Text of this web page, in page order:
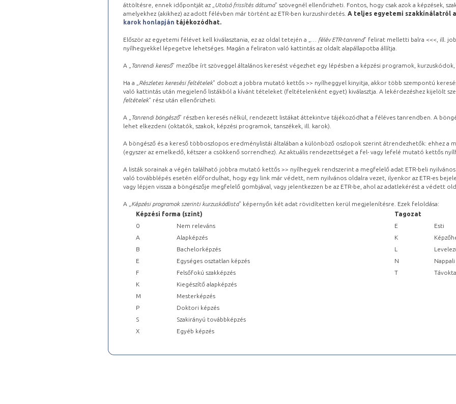
áttöltésre, ennek időpontját az „ Utolsó frissítés dátuma” szövegnél ellenőrizheti. Fontos, hogy csak azok a képzések,
amelyekhez (akikhez) az adott félévben már történt az ETR-ben kurzushirdetés. A teljes egyetemi szakkínálatról a
karok honlapján tájékozódhat.
Először az egyetemi félévet kell kiválasztania, ez az oldal tetején a „ … félév ETR-tanrend” felirat melletti balra <<<, ill.
nyílhegyekkel lépegetve lehetséges. Magán a feliraton való kattintás az oldalt alapállapotba állítja.
A „ Tanrendi kereső” mezőbe írt szöveggel általános keresést végezhet egy lépésben a képzési programok,
Ha a „ Részletes keresési feltételek” dobozt a jobbra mutató kettős >> nyílheggyel kinyitja, akkor több szempontú
való kattintás után megjelenő listákból a kívánt tételeket (feltételenként egyet) kiválasztja. A lekérdezéshez kijelölt
feltételek” rész után ellenőrizheti.
A „ Tanrendi böngésző” részben keresés nélkül, rendezett listákat áttekintve tájékozódhat a féléves tanrendben. A
lehet elkezdeni (oktatók, szakok, képzési programok, tanszékek, ill. karok).
A böngésző és a kereső többoszlopos eredménylistái általában a különböző oszlopok szerint átrendezhetők: ehhez a
(egyszer az emelkedő, kétszer a csökkenő sorrendhez). Az aktuális rendezettséget a fel- vagy lefelé mutató kettős
A listák sorainak a végén található jobbra mutató kettős >> nyílhegyek rendszerint a megfelelő adat ETR-beli
való továbblépés esetén előfordulhat, hogy egy link már védett, nem nyilvános oldalra vezet, ilyenkor az ETR-es
vagy lépjen vissza a böngészője megfelelő gombjával, vagy jelentkezzen be az ETR-be, ahol az adatlekérést a védett
A „ Képzési programok szerinti kurzuskódlista” képernyőn két adat rövidítetten kerül megjelenítésre. Ezek feloldása:
Képzési forma (szint)
Tagozat
0
Nem releváns E
Esti
A
Alapképzés K
B
Bachelorképzés L
E
Egységes osztatlan képzés N
Nappali
F
Felsőfokú szakképzés T
K
Kiegészítő alapképzés
M
Mesterképzés
P
Doktori képzés
S
Szakirányú továbbképzés
X
Egyéb képzés